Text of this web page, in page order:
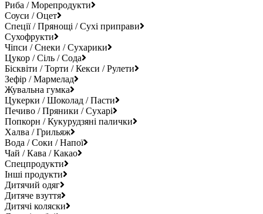
Риба / Морепродукти
Соуси / Оцет
Спеції / Прянощі / Сухі приправи
Сухофрукти
Чіпси / Снеки / Сухарики
Цукор / Сіль / Сода
Бісквіти / Торти / Кекси / Рулети
Зефір / Мармелад
Жувальна гумка
Цукерки / Шоколад / Пасти
Печиво / Пряники / Сухарі
Попкорн / Кукурудзяні палички
Халва / Грильяж
Вода / Соки / Напої
Чай / Кава / Какао
Спецпродукти
Інші продукти
Дитячий одяг
Дитяче взуття
Дитячі коляски